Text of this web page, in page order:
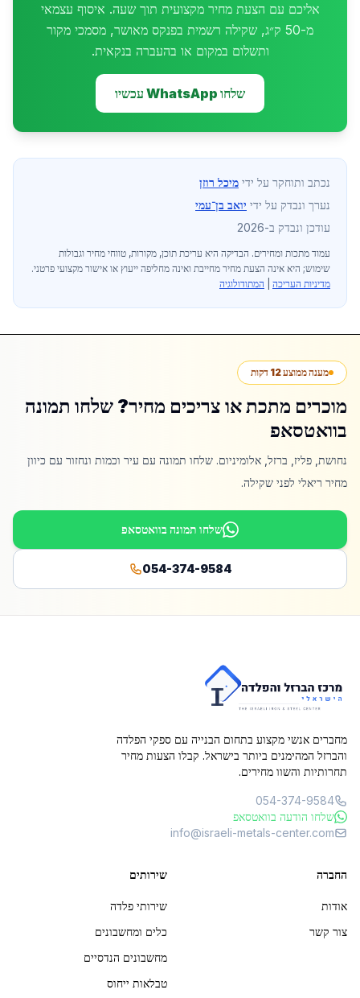
אליכם עם הצעת מחיר מקצועית תוך שעה. איסוף עצמאי
מ-50 ק״ג, שקילה רשמית בפנקס מאושר, מסמכי מקור
ותשלום במקום או בהעברה בנקאית.
שלחו WhatsApp עכשיו
נכתב ותוחקר על ידי מיכל רוזן
נערך ונבדק על ידי יואב בן־עמי
עודכן ונבדק ב-2026
עמוד מתכות ומחירים. הבדיקה היא עריכת תוכן, מקורות, טווחי מחיר וגבולות
שימוש; היא אינה הצעת מחיר מחייבת ואינה מחליפה ייעוץ או אישור מקצועי פרטני.
מדיניות העריכה
המתודולוגיה
מענה ממוצע 12 דקות
מוכרים מתכת או צריכים מחיר? שלחו תמונה
בוואטסאפ
נחושת, פליז, ברזל, אלומיניום. שלחו תמונה עם עיר וכמות ונחזור עם כיוון
מחיר ריאלי לפני שקילה.
שלחו תמונה בוואטסאפ
054-374-9584
מחברים אנשי מקצוע בתחום הבנייה עם ספקי הפלדה
והברזל המהימנים ביותר בישראל. קבלו הצעות מחיר
תחרותיות והשוו מחירים.
054-374-9584
שלחו הודעה בוואטסאפ
info@israeli-metals-center.com
החברה
אודות
צור קשר
שירותים
שירותי פלדה
כלים ומחשבונים
מחשבונים הנדסיים
טבלאות ייחוס